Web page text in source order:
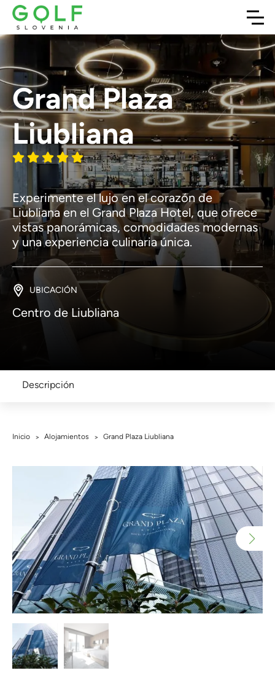
Grand Plaza
Liubliana
Experimente el lujo en el corazón de
Liubliana en el Grand Plaza Hotel, que ofrece
vistas panorámicas, comodidades modernas
y una experiencia culinaria única.
UBICACIÓN
Centro de Liubliana
Descripción
Inicio > Alojamientos > Grand Plaza Liubliana